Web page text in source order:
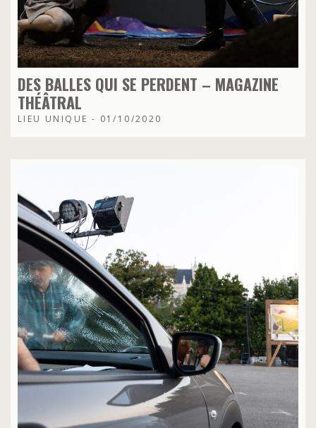
DES BALLES QUI SE PERDENT – MAGAZINE
THÉÂTRAL
LIEU UNIQUE - 01/10/2020